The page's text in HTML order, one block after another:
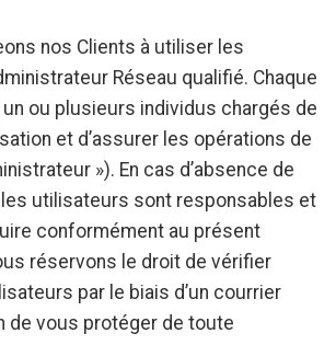
nos Clients à utiliser les
Réseau qualifié. Chaque
ou plusieurs individus chargés de
et d’assurer les opérations de
»). En cas d’absence de
les utilisateurs sont responsables et
conformément au présent
réservons le droit de vérifier
par le biais d’un courrier
de vous protéger de toute